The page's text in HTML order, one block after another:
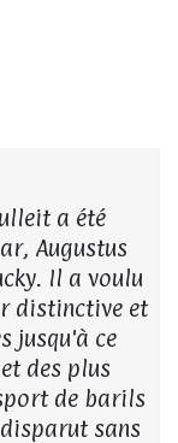
a été
Augustus
Il a voulu
distinctive et
jusqu'à ce
des plus
de barils
sans